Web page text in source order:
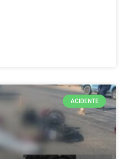
ACIDENTE